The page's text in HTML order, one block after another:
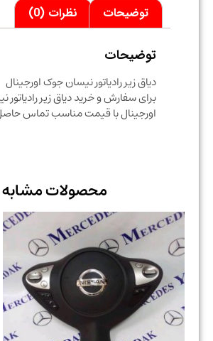
توضیحات نظرات (0)
توضیحات
دیاق زیر رادیاتور نیسان جوک اورجینال
برای سفارش و خرید دیاق زیر رادیاتور
اورجینال با قیمت مناسب تماس حاصل
محصولات مشابه